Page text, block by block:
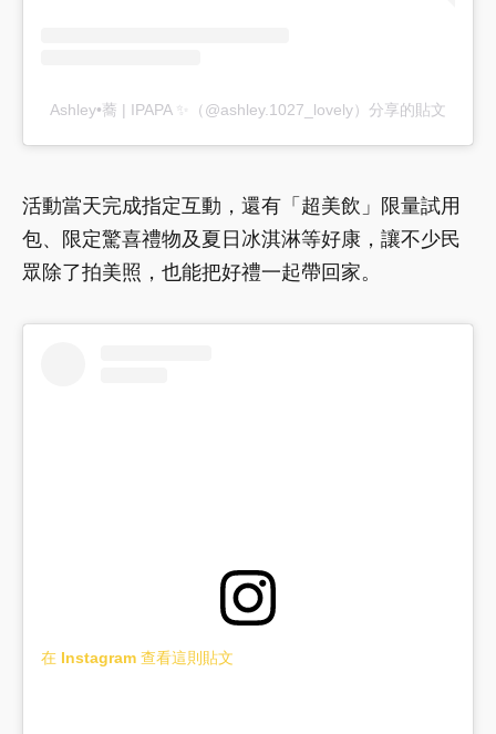
Ashley•蕎 | IPAPA ✨（@ashley.1027_lovely）分享的貼文
活動當天完成指定互動，還有「超美飲」限量試用
包、限定驚喜禮物及夏日冰淇淋等好康，讓不少民
眾除了拍美照，也能把好禮一起帶回家。
在 Instagram 查看這則貼文